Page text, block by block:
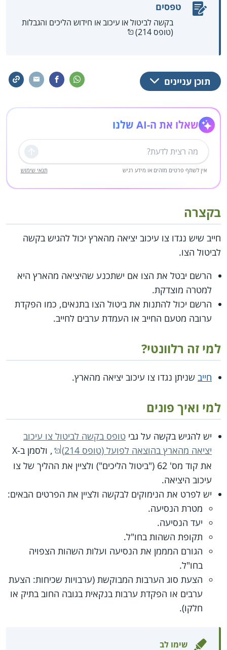
טפסים
בקשה לביטול או עיכוב או חידוש הליכים והגבלות
(טופס 214)
תוכן עניינים
שאלו את ה-AI שלנו
שליחה
אין לשתף פרטים מזהים או מידע רגיש תנאי שימוש
בקצרה
חייב שיש נגדו צו עיכוב יציאה מהארץ יכול להגיש בקשה
לביטול הצו.
הרשם יבטל את הצו אם ישתכנע שהיציאה מהארץ היא
למטרה מוצדקת.
הרשם יכול להתנות את ביטול הצו בתנאים, כמו הפקדת
ערובה מטעם החייב או העמדת ערבים לחייב.
למי זה רלוונטי?
חייב שניתן נגדו צו עיכוב יציאה מהארץ.
למי ואיך פונים
יש להגיש בקשה על גבי טופס בקשה לביטול צו עיכוב
יציאה מהארץ בהוצאה לפועל (טופס 214)
, ולסמן ב-X
את קוד מס' 62 ("ביטול הליכים") ולציין את ההליך של צו
עיכוב היציאה.
יש לפרט את הנימוקים לבקשה ולציין את הפרטים הבאים:
מטרת הנסיעה.
יעד הנסיעה.
תקופת השהות בחו"ל.
הגורם המממן את הנסיעה ועלות השהות הצפויה
בחו"ל.
הצעת סוג הערבות המבוקשת (ערבויות שכיחות: הצעת
ערבים או הפקדת ערבות בנקאית בגובה החוב בתיק או
חלקו).
שימו לב